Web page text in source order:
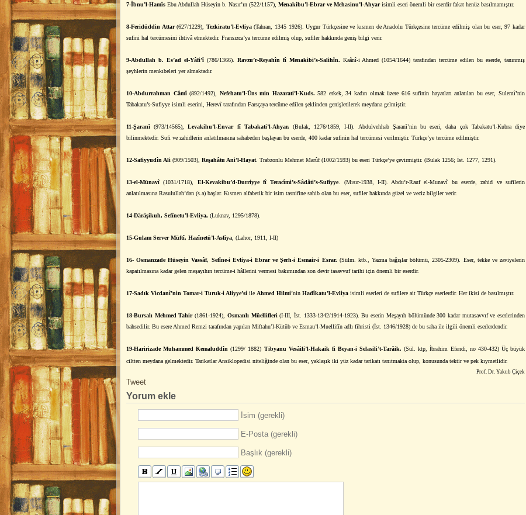
7-İbnu’l-Hamîs Ebu Abdullah Hüseyin b. Nasır’ın (522/1157), Menakibu’l-Ebrar ve Mehasinu’l-Ahyarisimli eseri önemli bir eserdir fakat henüz basılmamıştır.
8-Feridüddin Attar(627/1229), Tezkiratu’l-Evliya(Tahran, 1345 1926). Uygur Türkçesine ve kısmen de Anadolu Türkçesine tercüme edilmiş olan bu eser, 97 kadar
sufini hal tercümesini ihtivâ etmektedir. Fransızca’ya tercüme edilmiş olup, sufiler hakkında geniş bilgi verir.
9-Abdullah b. Es’ad el-Yâfi’î(786/1366). Ravzu’r-Reyahîn fî Menakibi’s-Salihîn. Kaânî-i Ahmed (1054/1644) tarafından tercüme edilen bu eserde, tanınmış
şeyhlerin menkıbeleri yer almaktadır.
10-Abdurrahman Câmî(892/1492), Nefehatu’l-Üns min Hazarati’l-Kuds. 582 erkek, 34 kadın olmak üzere 616 sufinin hayatları anlatılan bu eser, Sulemî’nin
Tabakatu’s-Sufiyye isimli eserini, Herevî tarafından Farsçaya tercüme edilen şeklinden genişletilerek meydana gelmiştir.
11-Şaranî (973/14565),Levakihu’l-Envar fî Tabakati’l-Ahyar.(Bulak, 1276/1859, I-II). Abdulvehhab Şaranî’nin bu eseri, daha çok Tabakatu’l-Kubra diye
bilinmektedir. Sufi ve zahidlerin anlatılmasına sahabeden başlayan bu eserde, 400 kadar sufinin hal tercümesi verilmiştir. Türkçe’ye tercüme edilmiştir.
12-Safiyyudîn Ali (909/1503), Reşahâtu Ani’l-Hayat . Trabzonlu Mehmet Marûf (1002/1593) bu eseri Türkçe’ye çevirmiştir. (Bulak 1256; İst. 1277, 1291).
13-el-Münavî(1031/1718), El-Kevakibu’d-Durriyye fî Teracîmi’s-Sâdâti’s-Sufiyye. (Mısır-1938, I-II). Abdu’r-Rauf el-Munavî bu eserde, zahid ve sufilerin
anlatılmasına Rasulullah’dan (s.a) başlar. Kısmen alfabetik bir isim tasnifine sahib olan bu eser, sufiler hakkında güzel ve veciz bilgiler verir.
14-Dârâşikuh, Sefînetu’l-Evliya, (Luknav, 1295/1878).
15-Gulam Server Müftî, Hazînetü’l-Asfiya , (Lahor, 1911, I-II)
16-Osmanzade Hüseyin Vassâf, Sefîne-i Evliya-i Ebrar ve Şerh-i Esmair-i Esrar. (Sülm. ktb., Yazma bağışlar bölümü, 2305-2309). Eser, tekke ve zaviyelerin
kapatılmasına kadar gelen meşayıhın tercüme-i hâllerini vermesi bakımından son devir tasavvuf tarihi için önemli bir eserdir.
17-Sadık Vicdanî’nin Tomar-i Turuk-i Aliyye’si ile Ahmed Hilmi’nin Hadîkatu’l-Evliya isimli eserleri de sufilere ait Türkçe eserlerdir. Her ikisi de basılmıştır.
18-Bursalı Mehmed Tahir(1861-1924), Osmanlı Müellifleri(I-III, İst. 1333-1342/1914-1923). Bu eserin Meşayıh bölümünde 300 kadar mutasavvıf ve eserlerinden
bahsedilir. Bu esere Ahmed Remzi tarafından yapılan Miftahu’l-Kütüb ve Esmau’l-Muellifîn adlı fihristi (İst. 1346/1928) de bu saha ile ilgili önemli eserlerdendir.
19-Haririzade Muhammed Kemaluddîn(1299/ 1882) Tibyanu Vesâili’l-Hakaik fi Beyan-i Selasili’t-Tarâik. (Sül. ktp, İbrahim Efendi, no 430-432) Üç büyük
ciltten meydana gelmektedir. Tarikatlar Ansiklopedisi niteliğinde olan bu eser, yaklaşık iki yüz kadar tarikatı tanıtmakta olup, konusunda tektir ve pek kıymetlidir.
Prof. Dr. Yakub Çiçek
Tweet
Yorum ekle
İsim (gerekli)
E-Posta (gerekli)
Başlık (gerekli)